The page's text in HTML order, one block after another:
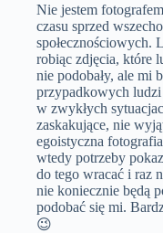
Nie jestem
czasu sprzed
społecznościowych.
robiąc zdjęcia, które
nie podobały, ale mi
przypadkowych ludzi
w zwykłych
zaskakujące, nie
egoistyczna
wtedy potrzeby
do tego wracać i raz
nie koniecznie będą
podobać się mi.
😉